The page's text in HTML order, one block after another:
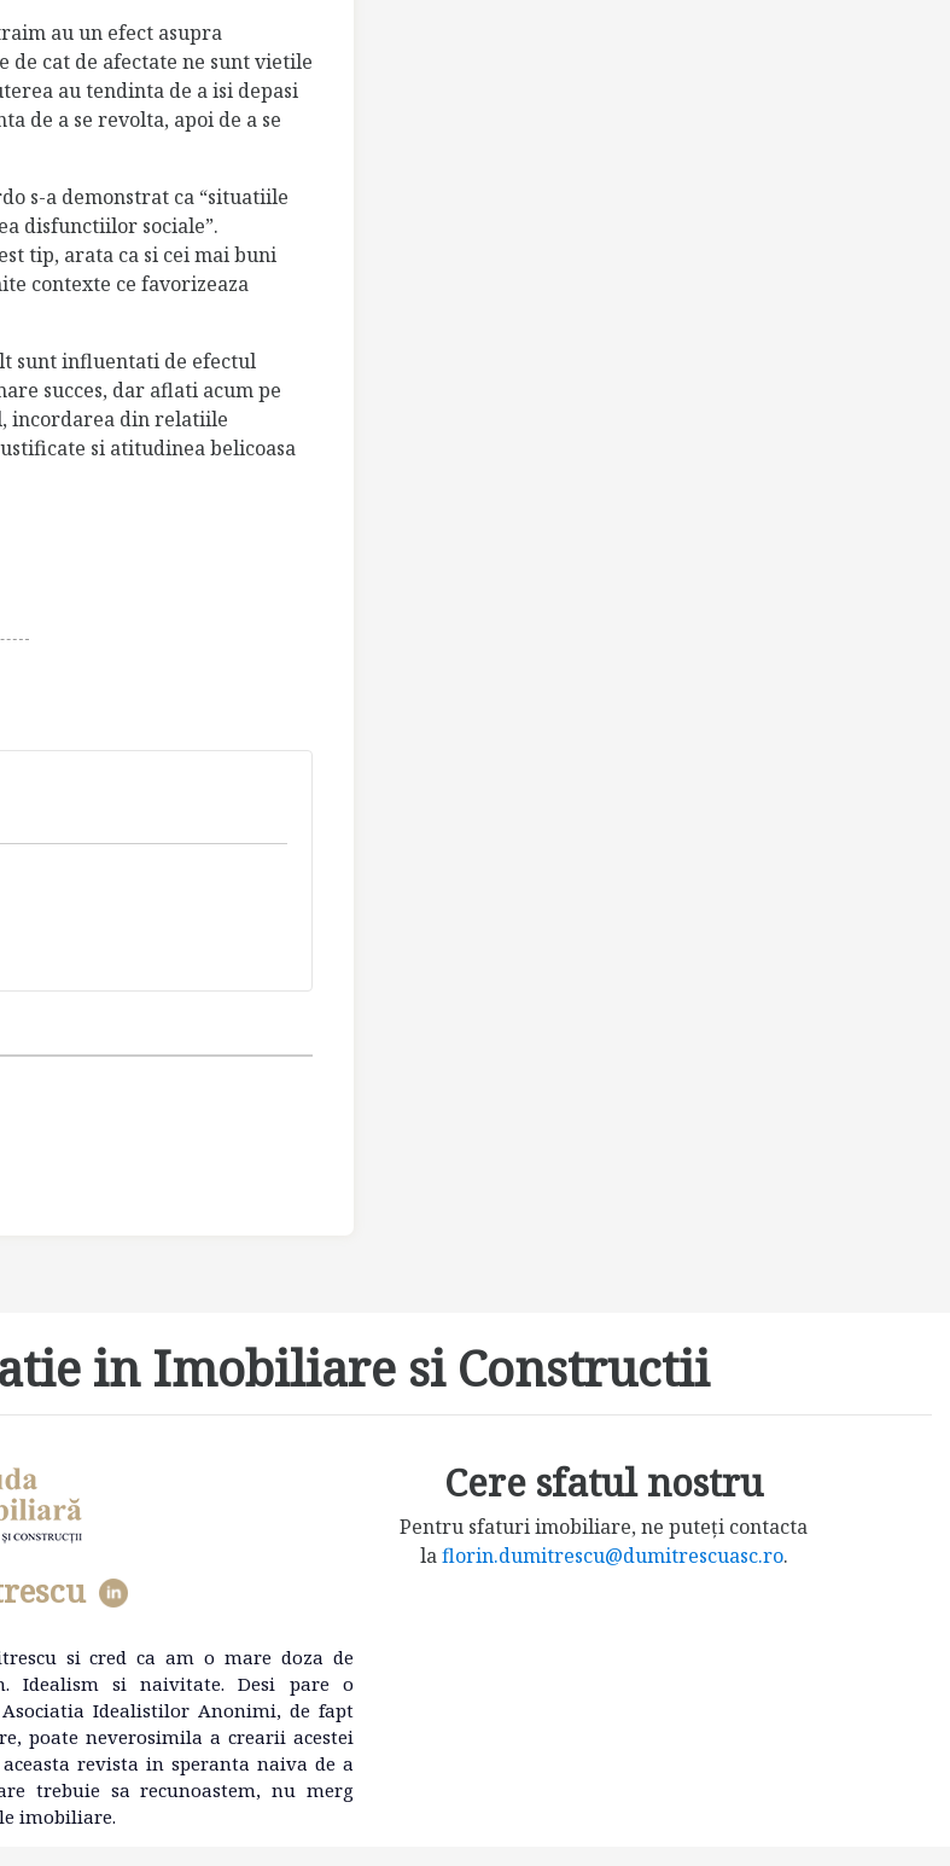
au un efect asupra
cat de afectate ne sunt vietile
au tendinta de a isi depasi
de a se revolta, apoi de a se
s-a demonstrat ca “situatiile
disfunctiilor sociale”.
tip, arata ca si cei mai buni
contexte ce favorizeaza
sunt influentati de efectul
succes, dar aflati acum pe
incordarea din relatiile
si atitudinea belicoasa
in Imobiliare si Constructii
si cred ca am o mare doza de
Idealism si naivitate. Desi pare o
Idealistilor Anonimi, de fapt
poate neverosimila a crearii acestei
revista in speranta naiva de a
trebuie sa recunoastem, nu merg
imobiliare.
Cere sfatul nostru
Pentru sfaturi imobiliare, ne puteți contacta
laflorin.dumitrescu@dumitrescuasc.ro.